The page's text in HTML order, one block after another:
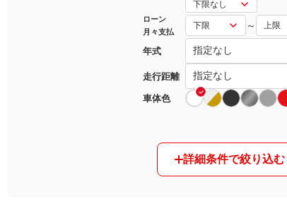
ローン
月々支払
～
年式
走行距離
車体色
詳細条件で絞り込む